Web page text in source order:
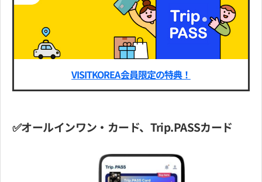
VISITKOREA会員限定の特典！
✅オールインワン・カード、Trip.PASSカード